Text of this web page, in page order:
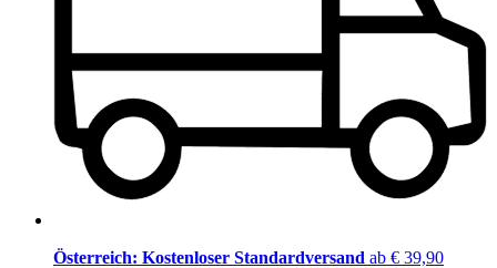
Österreich: Kostenloser Standardversand ab € 39,90